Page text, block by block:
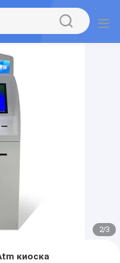
2/3
киоска